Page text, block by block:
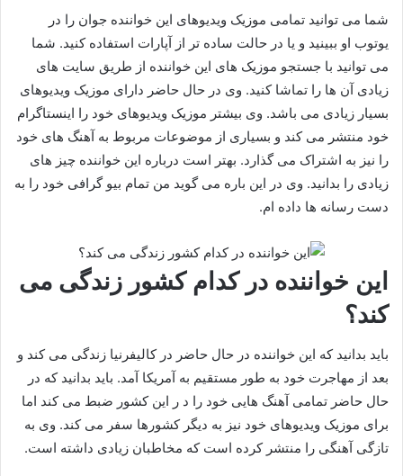
شما می توانید تمامی موزیک ویدیوهای این خواننده جوان را در
یوتوب او ببینید و یا در حالت ساده تر از آپارات استفاده کنید. شما
می توانید با جستجو موزیک های این خواننده از طریق سایت های
زیادی آن ها را تماشا کنید. وی در حال حاضر دارای موزیک ویدیوهای
بسیار زیادی می باشد. وی بیشتر موزیک ویدیوهای خود را اینستاگرام
خود منتشر می کند و بسیاری از موضوعات مربوط به آهنگ های خود
را نیز به اشتراک می گذارد. بهتر است درباره این خواننده چیز های
زیادی را بدانید. وی در این باره می گوید من تمام بیو گرافی خود را به
دست رسانه ها داده ام.
این خواننده در کدام کشور زندگی می
کند؟
باید بدانید که این خواننده در حال حاضر در کالیفرنیا زندگی می کند و
بعد از مهاجرت خود به طور مستقیم به آمریکا آمد. باید بدانید که در
حال حاضر تمامی آهنگ هایی خود را د ر این کشور ضبط می کند اما
برای موزیک ویدیوهای خود نیز به دیگر کشورها سفر می کند. وی به
تازگی آهنگی را منتشر کرده است که مخاطبان زیادی داشته است.